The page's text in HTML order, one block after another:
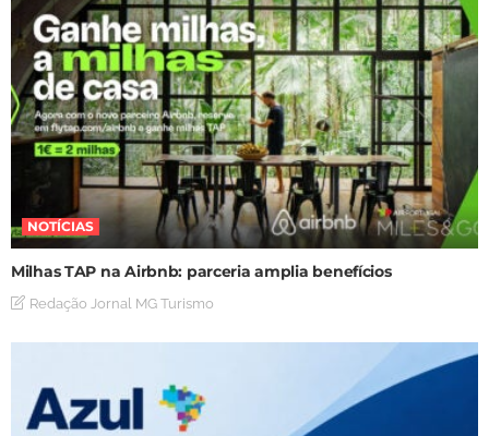
NOTÍCIAS
Milhas TAP na Airbnb: parceria amplia benefícios
Redação Jornal MG Turismo